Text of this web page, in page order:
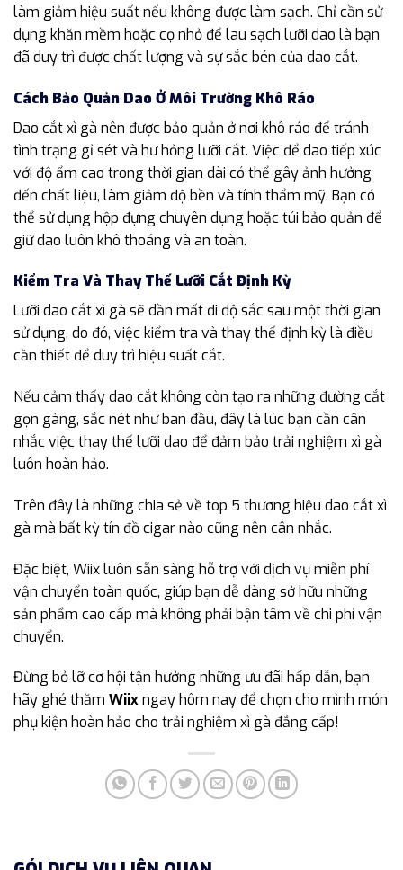
làm giảm hiệu suất nếu không được làm sạch. Chỉ cần sử
dụng khăn mềm hoặc cọ nhỏ để lau sạch lưỡi dao là bạn
đã duy trì được chất lượng và sự sắc bén của dao cắt.
Cách Bảo Quản Dao Ở Môi Trường Khô Ráo
Dao cắt xì gà nên được bảo quản ở nơi khô ráo để tránh
tình trạng gỉ sét và hư hỏng lưỡi cắt. Việc để dao tiếp xúc
với độ ẩm cao trong thời gian dài có thể gây ảnh hưởng
đến chất liệu, làm giảm độ bền và tính thẩm mỹ. Bạn có
thể sử dụng hộp đựng chuyên dụng hoặc túi bảo quản để
giữ dao luôn khô thoáng và an toàn.
Kiểm Tra Và Thay Thế Lưỡi Cắt Định Kỳ
Lưỡi dao cắt xì gà sẽ dần mất đi độ sắc sau một thời gian
sử dụng, do đó, việc kiểm tra và thay thế định kỳ là điều
cần thiết để duy trì hiệu suất cắt.
Nếu cảm thấy dao cắt không còn tạo ra những đường cắt
gọn gàng, sắc nét như ban đầu, đây là lúc bạn cần cân
nhắc việc thay thế lưỡi dao để đảm bảo trải nghiệm xì gà
luôn hoàn hảo.
Trên đây là những chia sẻ về top 5 thương hiệu dao cắt xì
gà mà bất kỳ tín đồ cigar nào cũng nên cân nhắc.
Đặc biệt, Wiix luôn sẵn sàng hỗ trợ với dịch vụ miễn phí
vận chuyển toàn quốc, giúp bạn dễ dàng sở hữu những
sản phẩm cao cấp mà không phải bận tâm về chi phí vận
chuyển.
Đừng bỏ lỡ cơ hội tận hưởng những ưu đãi hấp dẫn, bạn
hãy ghé thăm Wiixngay hôm nay để chọn cho mình món
phụ kiện hoàn hảo cho trải nghiệm xì gà đẳng cấp!